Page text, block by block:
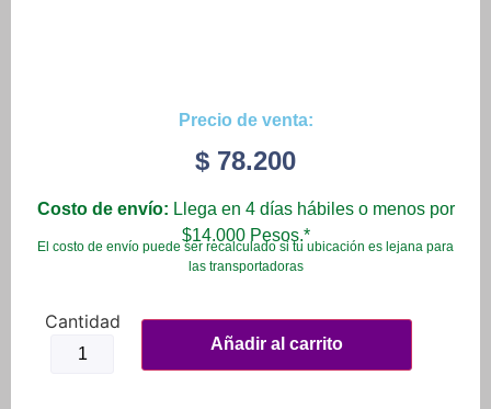
Precio de venta:
$ 78.200
Costo de envío: Llega en 4 días hábiles o menos por
$14.000 Pesos.*
El costo de envío puede ser recalculado si tu ubicación es lejana para
las transportadoras
Añadir al carrito